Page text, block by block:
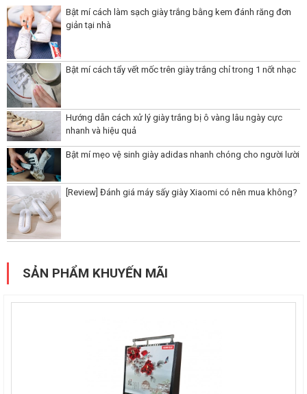
Bật mí cách làm sạch giày trắng bằng kem đánh răng đơn
giản tại nhà
Bật mí cách tẩy vết mốc trên giày trắng chỉ trong 1 nốt nhạc
Hướng dẫn cách xử lý giày trắng bị ô vàng lâu ngày cực
nhanh và hiệu quả
Bật mí mẹo vệ sinh giày adidas nhanh chóng cho người lười
[Review] Đánh giá máy sấy giày Xiaomi có nên mua không?
SẢN PHẨM KHUYẾN MÃI